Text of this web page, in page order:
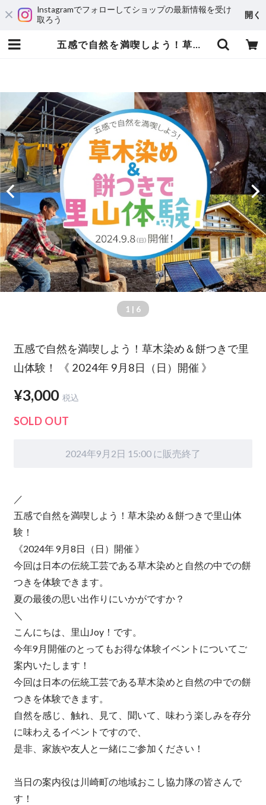
Instagramでフォローしてショップの最新情報を受け
取ろう
開く
五感で自然を満喫しよう！草木染め＆餅つきで里山体験！ 《 2024年 9月8日（日）開催 》 | 里山Joy！
1 | 6
五感で自然を満喫しよう！草木染め＆餅つきで里
山体験！ 《 2024年 9月8日（日）開催 》
¥3,000 税込
SOLD OUT
2024年9月2日 15:00 に販売終了
／
五感で自然を満喫しよう！草木染め＆餅つきで里山体
験！
《2024年 9月8日（日）開催 》
今回は日本の伝統工芸である草木染めと自然の中での餅
つきを体験できます。
夏の最後の思い出作りにいかがですか？
＼
こんにちは、里山Joy！です。
今年9月開催のとってもお得な体験イベントについてご
案内いたします！
今回は日本の伝統工芸である草木染めと自然の中での餅
つきを体験できます。
自然を感じ、触れ、見て、聞いて、味わう楽しみを存分
に味わえるイベントですので、
是非、家族や友人と一緒にご参加ください！
当日の案内役は川崎町の地域おこし協力隊の皆さんで
す！